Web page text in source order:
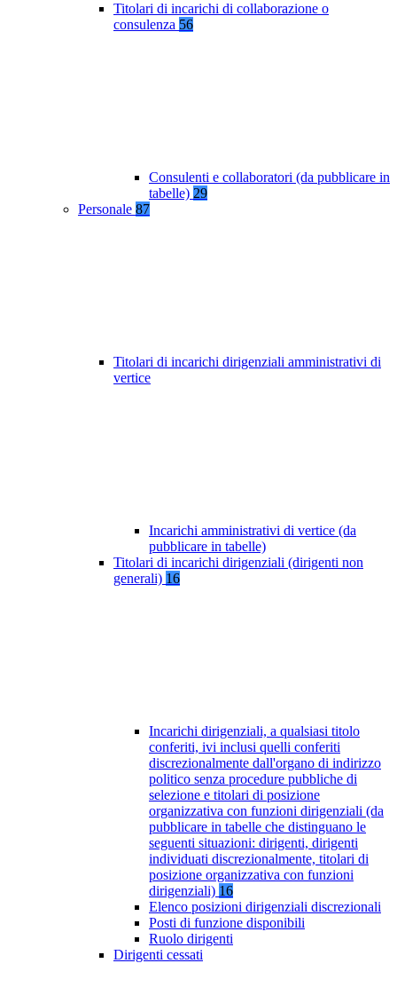
Titolari di incarichi di collaborazione o
consulenza 56
Consulenti e collaboratori (da pubblicare in
tabelle) 29
Personale 87
Titolari di incarichi dirigenziali amministrativi di
vertice
Incarichi amministrativi di vertice (da
pubblicare in tabelle)
Titolari di incarichi dirigenziali (dirigenti non
generali) 16
Incarichi dirigenziali, a qualsiasi titolo
conferiti, ivi inclusi quelli conferiti
discrezionalmente dall'organo di indirizzo
politico senza procedure pubbliche di
selezione e titolari di posizione
organizzativa con funzioni dirigenziali (da
pubblicare in tabelle che distinguano le
seguenti situazioni: dirigenti, dirigenti
individuati discrezionalmente, titolari di
posizione organizzativa con funzioni
dirigenziali) 16
Elenco posizioni dirigenziali discrezionali
Posti di funzione disponibili
Ruolo dirigenti
Dirigenti cessati